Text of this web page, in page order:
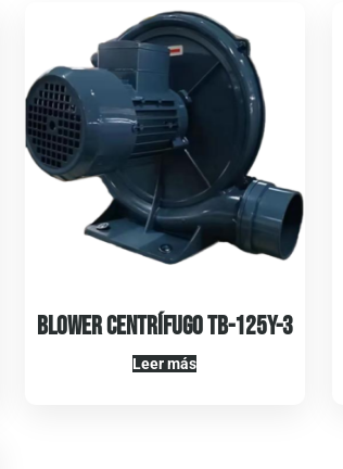
Blower Centrífugo TB-125Y-3
Leer más